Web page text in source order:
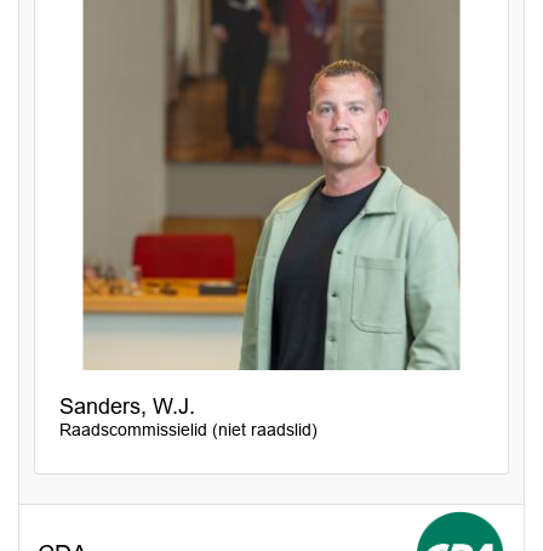
Sanders, W.J.
Raadscommissielid (niet raadslid)